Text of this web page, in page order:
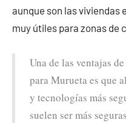
aunque son las viviendas
muy útiles para zonas de
Una de las ventajas
para Murueta es que
y tecnologías más
suelen ser más